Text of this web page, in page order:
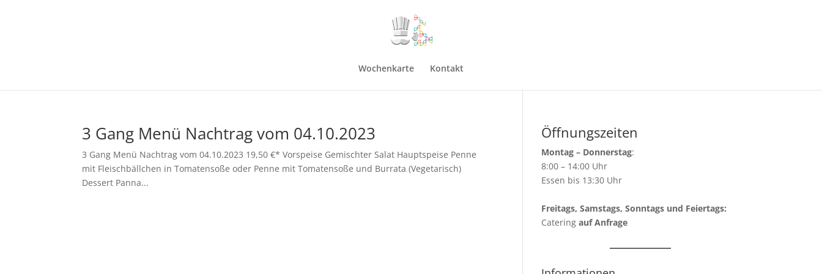
Wochenkarte Kontakt
3 Gang Menü Nachtrag vom 04.10.2023
3 Gang Menü Nachtrag vom 04.10.2023 19,50 €* Vorspeise Gemischter Salat Hauptspeise Penne
mit Fleischbällchen in Tomatensoße oder Penne mit Tomatensoße und Burrata (Vegetarisch)
Dessert Panna...
Öffnungszeiten
Montag – Donnerstag:
8:00 – 14:00 Uhr
Essen bis 13:30 Uhr
Freitags, Samstags, Sonntags und Feiertags:
Catering auf Anfrage